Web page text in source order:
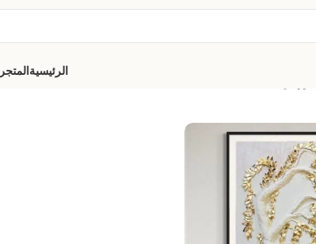
الرئيسيةالمتجر